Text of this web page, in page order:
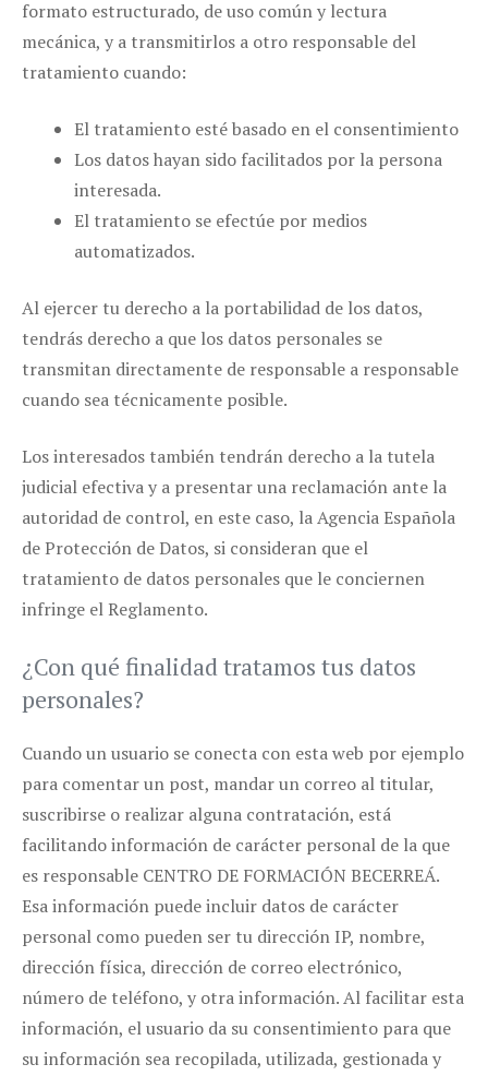
formato estructurado, de uso común y lectura
mecánica, y a transmitirlos a otro responsable del
tratamiento cuando:
El tratamiento esté basado en el consentimiento
Los datos hayan sido facilitados por la persona
interesada.
El tratamiento se efectúe por medios
automatizados.
Al ejercer tu derecho a la portabilidad de los datos,
tendrás derecho a que los datos personales se
transmitan directamente de responsable a responsable
cuando sea técnicamente posible.
Los interesados también tendrán derecho a la tutela
judicial efectiva y a presentar una reclamación ante la
autoridad de control, en este caso, la Agencia Española
de Protección de Datos, si consideran que el
tratamiento de datos personales que le conciernen
infringe el Reglamento.
¿Con qué finalidad tratamos tus datos
personales?
Cuando un usuario se conecta con esta web por ejemplo
para comentar un post, mandar un correo al titular,
suscribirse o realizar alguna contratación, está
facilitando información de carácter personal de la que
es responsable CENTRO DE FORMACIÓN BECERREÁ.
Esa información puede incluir datos de carácter
personal como pueden ser tu dirección IP, nombre,
dirección física, dirección de correo electrónico,
número de teléfono, y otra información. Al facilitar esta
información, el usuario da su consentimiento para que
su información sea recopilada, utilizada, gestionada y